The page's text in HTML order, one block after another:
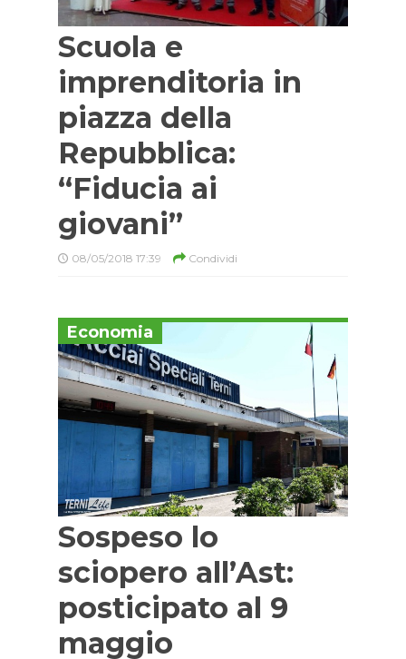
Scuola e
imprenditoria in
piazza della
Repubblica:
“Fiducia ai
giovani”
08/05/2018 17:39 Condividi
Economia
Sospeso lo
sciopero all’Ast:
posticipato al 9
maggio